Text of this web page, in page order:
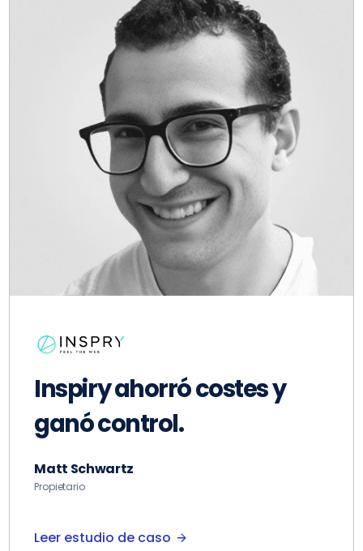
Inspiry ahorró costes y
ganó control.
Matt Schwartz
Propietario
Leer estudio de caso